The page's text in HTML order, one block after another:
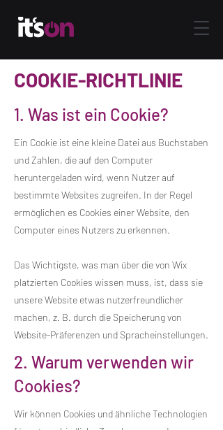
COOKIE-RICHTLINIE
1. Was ist ein Cookie?
Ein Cookie ist eine kleine Datei aus Buchstaben
und Zahlen, die auf den Computer
heruntergeladen wird, wenn Nutzer auf
bestimmte Websites zugreifen. In der Regel
ermöglichen es Cookies einer Website, den
Computer eines Nutzers zu erkennen.
Das Wichtigste, was man über die von Wix
platzierten Cookies wissen muss, ist, dass sie
unsere Website etwas nutzerfreundlicher
machen, z. B. durch die Speicherung von
Website-Präferenzen und Spracheinstellungen.
2. Warum verwenden wir
Cookies?
Wir können Cookies und ähnliche Technologien